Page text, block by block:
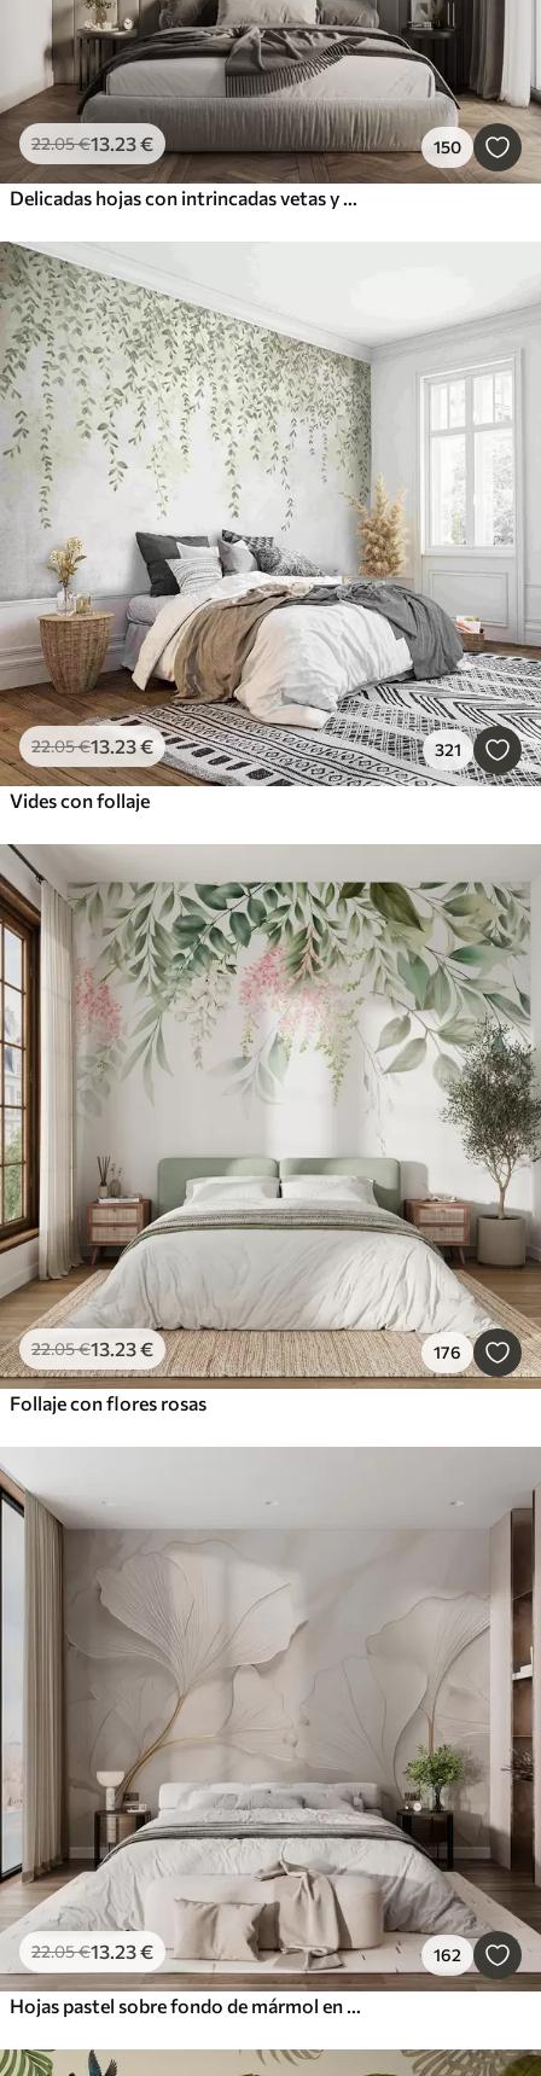
22.05€13.23€ 150
Delicadas hojas con intrincadas vetas y colores suaves y apagados sobre un fondo de textura pálida
22.05€13.23€ 321
Vides con follaje
22.05€13.23€ 176
Follaje con flores rosas
22.05€13.23€ 162
Hojas pastel sobre fondo de mármol en tonos beige